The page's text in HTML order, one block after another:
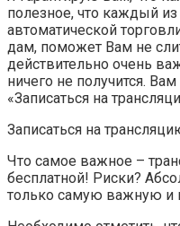
полезное, что каждый
автоматической
дам, поможет Вам не
действительно очень
ничего не получится.
«Записаться на
Записаться на
Что самое важное –
бесплатной! Риски?
только самую важную